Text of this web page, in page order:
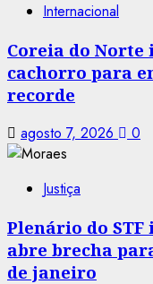
Internacional
Coreia do Norte
cachorro para
recorde
agosto 7, 2026 0
Justiça
Plenário do
abre brecha
de janeiro